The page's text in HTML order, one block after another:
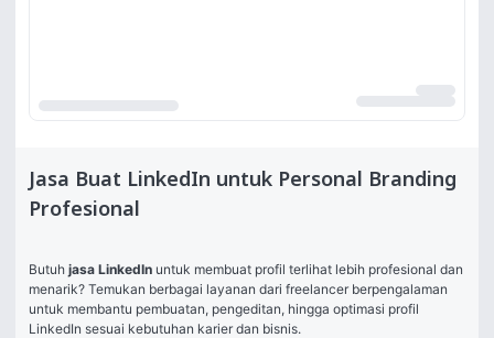
Jasa Buat LinkedIn untuk Personal Branding
Profesional
Butuh jasa LinkedIn untuk membuat profil terlihat lebih profesional dan
menarik? Temukan berbagai layanan dari freelancer berpengalaman
untuk membantu pembuatan, pengeditan, hingga optimasi profil
LinkedIn sesuai kebutuhan karier dan bisnis.